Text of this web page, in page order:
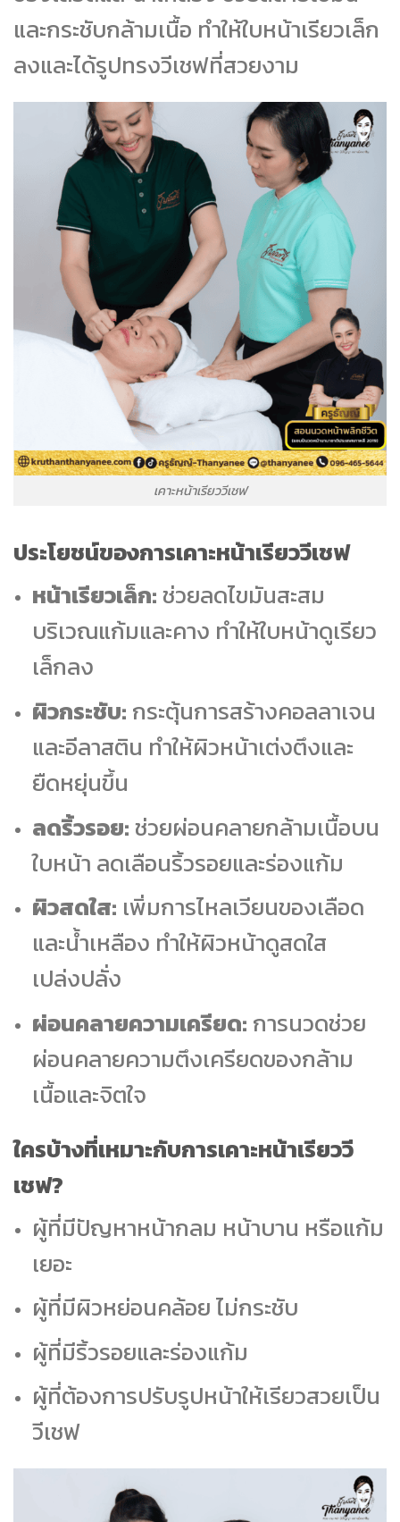
และกระชับกล้ามเนื้อ ทำให้ใบหน้าเรียวเล็ก
ลงและได้รูปทรงวีเชฟที่สวยงาม
เคาะหน้าเรียววีเชฟ
ประโยชน์ของการเคาะหน้าเรียววีเชฟ
หน้าเรียวเล็ก:ช่วยลดไขมันสะสม
บริเวณแก้มและคาง ทำให้ใบหน้าดูเรียว
เล็กลง
ผิวกระชับ: กระตุ้นการสร้างคอลลาเจน
และอีลาสติน ทำให้ผิวหน้าเต่งตึงและ
ยืดหยุ่นขึ้น
ลดริ้วรอย:ช่วยผ่อนคลายกล้ามเนื้อบน
ใบหน้า ลดเลือนริ้วรอยและร่องแก้ม
ผิวสดใส: เพิ่มการไหลเวียนของเลือด
และน้ำเหลือง ทำให้ผิวหน้าดูสดใส
เปล่งปลั่ง
ผ่อนคลายความเครียด: การนวดช่วย
ผ่อนคลายความตึงเครียดของกล้าม
เนื้อและจิตใจ
ใครบ้างที่เหมาะกับการเคาะหน้าเรียววี
เชฟ?
ผู้ที่มีปัญหาหน้ากลม หน้าบาน หรือแก้ม
เยอะ
ผู้ที่มีผิวหย่อนคล้อย ไม่กระชับ
ผู้ที่มีริ้วรอยและร่องแก้ม
ผู้ที่ต้องการปรับรูปหน้าให้เรียวสวยเป็น
วีเชฟ